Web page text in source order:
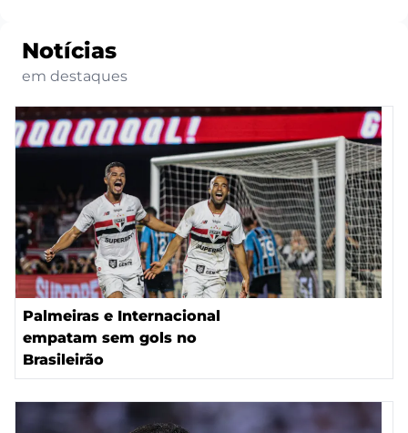
Notícias
em destaques
Palmeiras e Internacional
empatam sem gols no
Brasileirão